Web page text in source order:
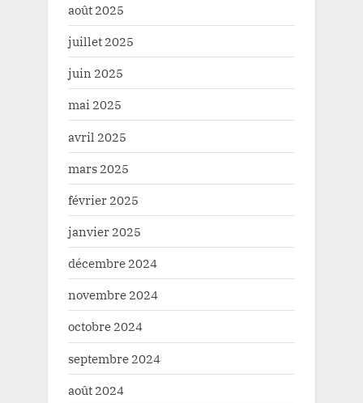
août 2025
juillet 2025
juin 2025
mai 2025
avril 2025
mars 2025
février 2025
janvier 2025
décembre 2024
novembre 2024
octobre 2024
septembre 2024
août 2024